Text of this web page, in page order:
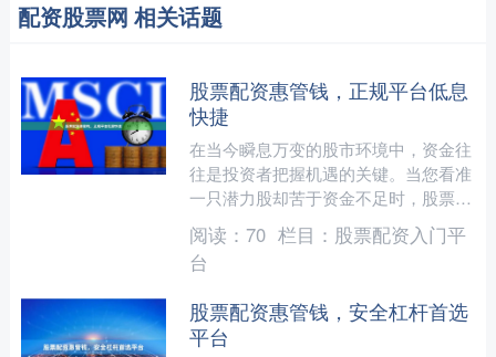
配资股票网 相关话题
股票配资惠管钱，正规平台低息
快捷
在当今瞬息万变的股市环境中，资金往
往是投资者把握机遇的关键。当您看准
一只潜力股却苦于资金不足时，股票配
资便成为放大收益的有效途径。然而，
面对市场上琳琅满目的配资....
阅读： 70 栏目： 股票配资入门平
台
股票配资惠管钱，安全杠杆首选
平台